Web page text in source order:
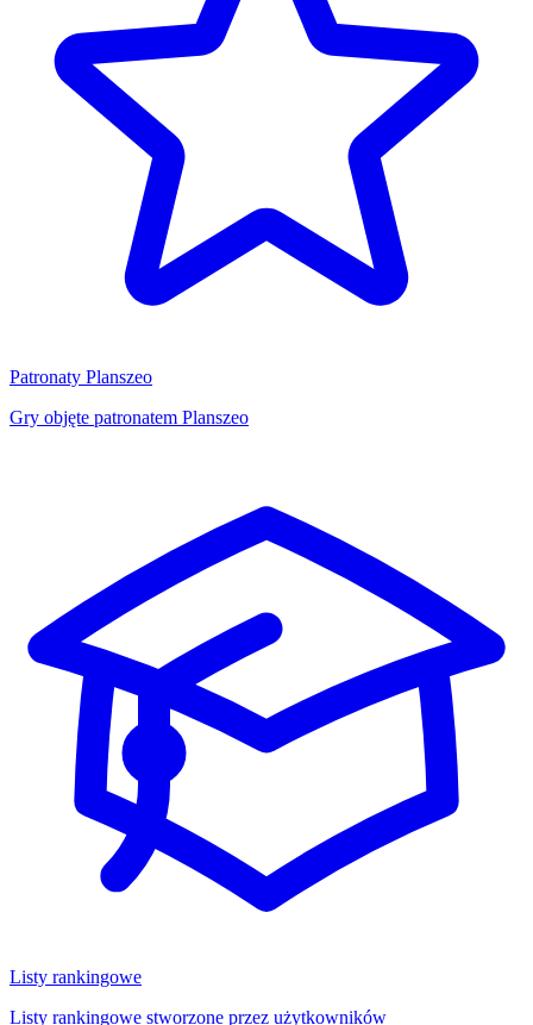
Patronaty Planszeo
Gry objęte patronatem Planszeo
Listy rankingowe
Listy rankingowe stworzone przez użytkowników